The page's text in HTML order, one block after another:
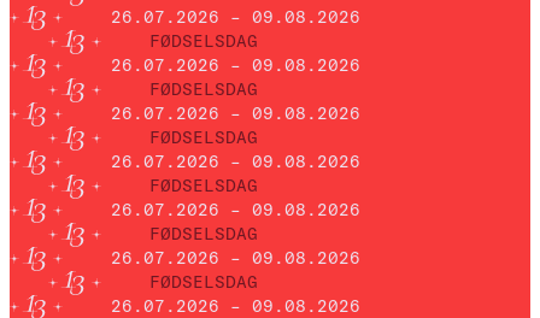
26.07.2026 – 09.08.2026
FØDSELSDAG
26.07.2026 – 09.08.2026
FØDSELSDAG
26.07.2026 – 09.08.2026
FØDSELSDAG
26.07.2026 – 09.08.2026
FØDSELSDAG
26.07.2026 – 09.08.2026
FØDSELSDAG
26.07.2026 – 09.08.2026
FØDSELSDAG
26.07.2026 – 09.08.2026